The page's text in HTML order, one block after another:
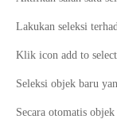
Lakukan seleksi
Klik icon add to
Seleksi objek baru
Secara otomatis